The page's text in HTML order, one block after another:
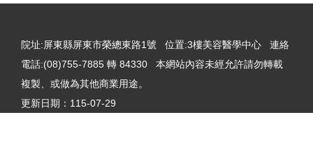
院址:屏東縣屏東市榮總東路1號 位置:3樓美容醫學中心 連絡
電話:(08)755-7885 轉 84330 本網站內容未經允許請勿轉載
複製、或做為其他商業用途。
更新日期： 115-07-29